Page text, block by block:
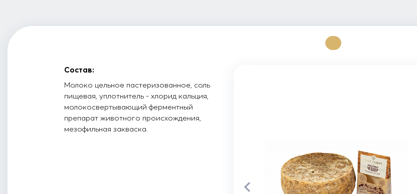
Состав:
Молоко цельное пастеризованное, соль
пищевая, уплотнитель - хлорид кальция,
молокосвертывающий ферментный
препарат животного происхождения,
мезофильная закваска.